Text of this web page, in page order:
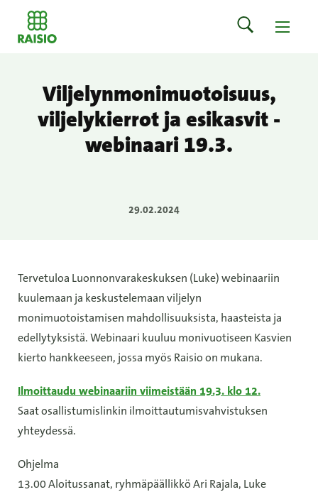
Viljelynmonimuotoisuus,
viljelykierrot ja esikasvit -
webinaari 19.3.
29.02.2024
Tervetuloa Luonnonvarakeskuksen (Luke) webinaariin
kuulemaan ja keskustelemaan viljelyn
monimuotoistamisen mahdollisuuksista, haasteista ja
edellytyksistä. Webinaari kuuluu monivuotiseen Kasvien
kierto hankkeeseen, jossa myös Raisio on mukana.
Ilmoittaudu webinaariin viimeistään 19.3. klo 12.
Saat osallistumislinkin ilmoittautumisvahvistuksen
yhteydessä.
Ohjelma
13.00 Aloitussanat, ryhmäpäällikkö Ari Rajala, Luke